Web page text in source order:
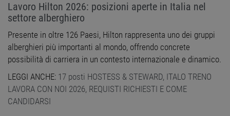
Lavoro Hilton 2026: posizioni aperte in Italia nel
settore alberghiero
Presente in oltre 126 Paesi, Hilton rappresenta uno dei gruppi
alberghieri più importanti al mondo, offrendo concrete
possibilità di carriera in un contesto internazionale e dinamico.
LEGGI ANCHE: 17 posti HOSTESS & STEWARD, ITALO TRENO
LAVORA CON NOI 2026, REQUISTI RICHIESTI E COME
CANDIDARSI